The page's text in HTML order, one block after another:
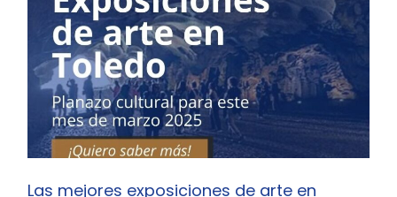
Las mejores exposiciones de arte en